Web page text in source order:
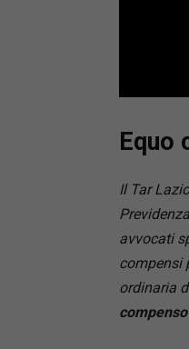
Equo
Il Tar
avvocati
compensi
ordinaria
compenso